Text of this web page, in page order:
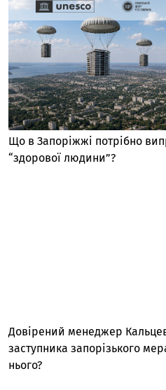
Що в Запоріжжі потрібно
“здорової людини”?
Довірений менеджер
заступника запорізького
нього?